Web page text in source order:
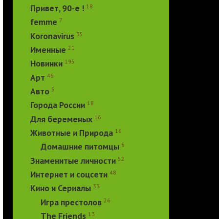
Привет, 90-е ! 18
femme 7
Koronavirus 35
Именные 21
Новинки 195
Арт 46
Авто 5
Города России 18
Для беременых 16
Животные и Природа 16
Домашние питомцы 6
Знаменитые личности 52
Интернет и соцсети 48
Кино и Сериалы 33
Игра престолов 26
The Friends 13